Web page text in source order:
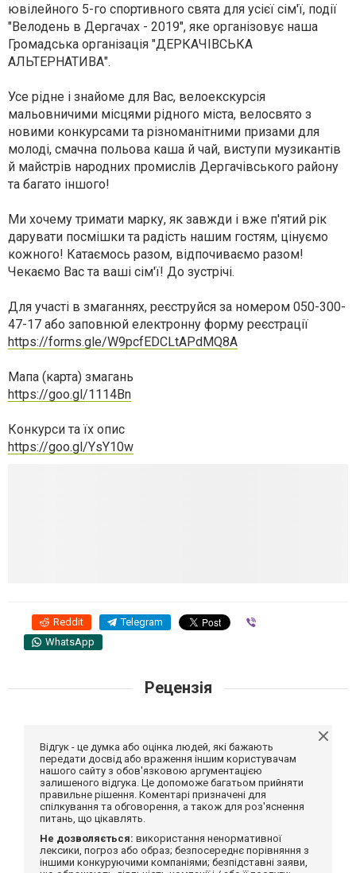
ювілейного 5-го спортивного свята для усієї сім'ї, події
"Велодень в Дергачах - 2019", яке організовує наша
Громадська організація "ДЕРКАЧІВСЬКА
АЛЬТЕРНАТИВА".
Усе рідне і знайоме для Вас, велоекскурсія
мальовничими місцями рідного міста, велоcвято з
новими конкурсами та різноманітними призами для
молоді, смачна польова каша й чай, виступи музикантів
й майстрів народних промислів Дергачівського району
та багато іншого!
Ми хочему тримати марку, як завжди і вже п'ятий рік
дарувати посмішки та радість нашим гостям, цінуємо
кожного! Катаємось разом, відпочиваємо разом!
Чекаємо Вас та ваші сім'ї! До зустрічі.
Для участі в змаганнях, реєструйся за номером 050-300-
47-17 або заповнюй електронну форму реєстрації
https://forms.gle/W9pcfEDCLtAPdMQ8A
Мапа (карта) змагань
https://goo.gl/1114Bn
Конкурси та їх опис
https://goo.gl/YsY10w
Reddit Telegram
WhatsApp
Рецензія
Відгук - це думка або оцінка людей, які бажають
передати досвід або враження іншим користувачам
нашого сайту з обов'язковою аргументацією
залишеного відгука. Це допоможе багатьом прийняти
правильне рішення. Коментарі призначені для
спілкування та обговорення, а також для роз'яснення
питань, що цікавлять.
Не дозволяється: використання ненормативної
лексики, погроз або образ; безпосереднє порівняння з
іншими конкуруючими компаніями; безпідставні заяви,